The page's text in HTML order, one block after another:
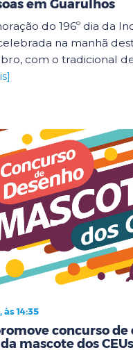
em Guarulhos
do 196º dia da
na manhã
com o tradicional
14:35
concurso
mascote dos CEUs